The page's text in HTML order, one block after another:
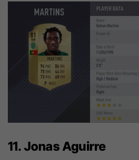
11. Jonas Aguirre